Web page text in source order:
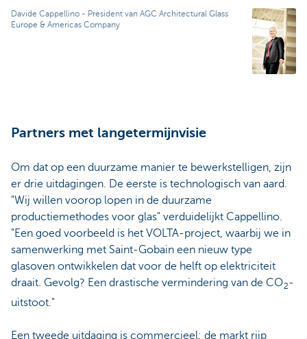
Davide Cappellino - President van AGC Architectural Glass
Europe & Americas Company
Partners met langetermijnvisie
Om dat op een duurzame manier te bewerkstelligen, zijn
er drie uitdagingen. De eerste is technologisch van aard.
"Wij willen voorop lopen in de duurzame
productiemethodes voor glas" verduidelijkt Cappellino.
"Een goed voorbeeld is het VOLTA-project, waarbij we in
samenwerking met Saint-Gobain een nieuw type
glasoven ontwikkelen dat voor de helft op elektriciteit
draait. Gevolg? Een drastische vermindering van de CO2-
uitstoot."
Een tweede uitdaging is commercieel: de markt rijp